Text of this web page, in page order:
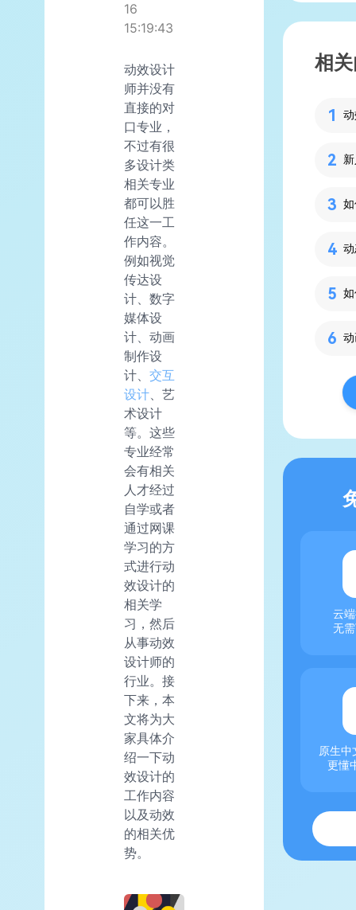
16
15:19:43
动效设计
师并没有
直接的对
口专业，
不过有很
多设计类
相关专业
都可以胜
任这一工
作内容。
例如视觉
传达设
计、数字
媒体设
计、动画
制作设
计、 交互
设计、艺
术设计
等。这些
专业经常
会有相关
人才经过
自学或者
通过网课
学习的方
式进行动
效设计的
相关学
习，然后
从事动效
设计师的
行业。接
下来，本
文将为大
家具体介
绍一下动
效设计的
工作内容
以及动效
的相关优
势。
相
云
无
原生中
更懂